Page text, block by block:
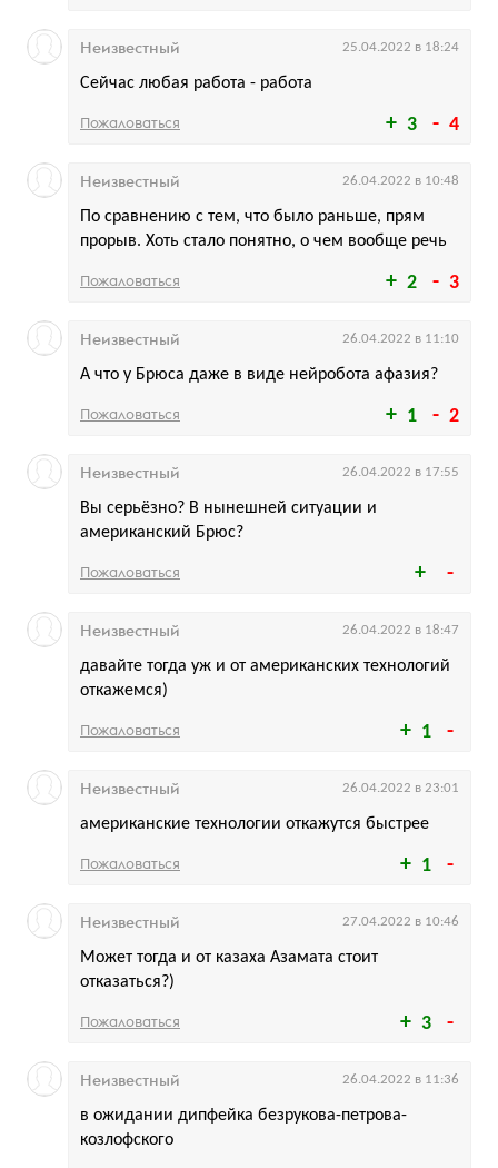
3 4
Сейчас любая работа - работа
Неизвестный 25.04.2022 в 18:24
Пожаловаться
2 3
По сравнению с тем, что было раньше, прям
прорыв. Хоть стало понятно, о чем вообще речь
Неизвестный 26.04.2022 в 10:48
Пожаловаться
1 2
А что у Брюса даже в виде нейробота афазия?
Неизвестный 26.04.2022 в 11:10
Пожаловаться
Вы серьёзно? В нынешней ситуации и
американский Брюс?
Неизвестный 26.04.2022 в 17:55
Пожаловаться
1
давайте тогда уж и от американских технологий
откажемся)
Неизвестный 26.04.2022 в 18:47
Пожаловаться
1
американские технологии откажутся быстрее
Неизвестный 26.04.2022 в 23:01
Пожаловаться
3
Может тогда и от казаха Азамата стоит
отказаться?)
Неизвестный 27.04.2022 в 10:46
Пожаловаться
в ожидании дипфейка безрукова-петрова-
козлофского
Неизвестный 26.04.2022 в 11:36